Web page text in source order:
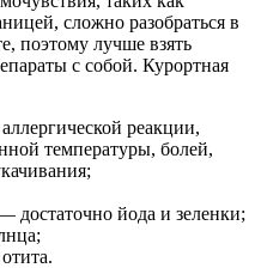
сложно разобраться в
поэтому лучше взять
с собой. Курортная
реакции,
температуры, болей,
достаточно йода и зеленки;